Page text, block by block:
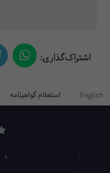
اشتراک‌گذاری:
English استعلام گواهینامه